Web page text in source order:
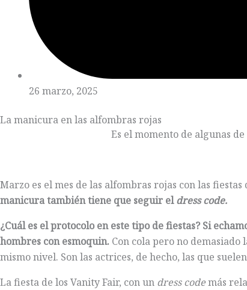
26 marzo, 2025
La manicura en las alfombras rojas
Es el momento de algunas de
Marzo es el mes de las alfombras rojas con las
manicura también tiene que seguir eldress code.
¿Cuál es el protocolo en este tipo de fiestas? Si
hombres con esmoquin. Con cola pero no
mismo nivel. Son las actrices, de hecho, las que
La fiesta de los Vanity Fair, con un dress codemás